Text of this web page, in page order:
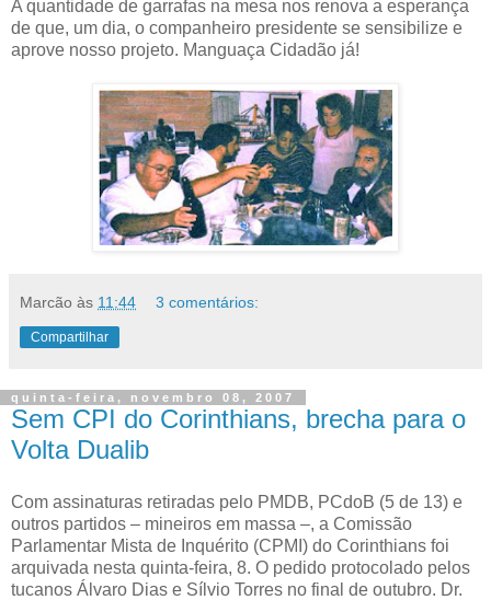
A quantidade de garrafas na mesa nos renova a esperança
de que, um dia, o companheiro presidente se sensibilize e
aprove nosso projeto. Manguaça Cidadão já!
Marcão às 11:44 3 comentários:
Compartilhar
quinta-feira, novembro 08, 2007
Sem CPI do Corinthians, brecha para o
Volta Dualib
Com assinaturas retiradas pelo PMDB, PCdoB (5 de 13) e
outros partidos – mineiros em massa –, a Comissão
Parlamentar Mista de Inquérito (CPMI) do Corinthians foi
arquivada nesta quinta-feira, 8. O pedido protocolado pelos
tucanos Álvaro Dias e Sílvio Torres no final de outubro. Dr.